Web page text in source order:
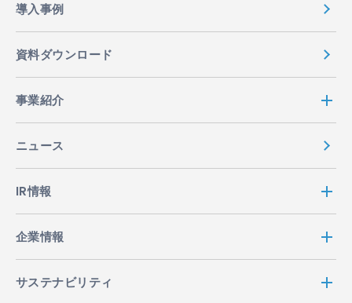
導入事例
資料ダウンロード
事業紹介
ニュース
IR情報
企業情報
サステナビリティ